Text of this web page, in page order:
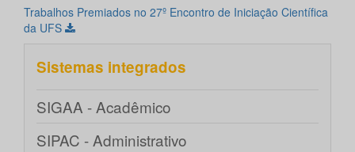
Trabalhos Premiados no 27º Encontro de Iniciação Científica
da UFS
Sistemas integrados
SIGAA - Acadêmico
SIPAC - Administrativo